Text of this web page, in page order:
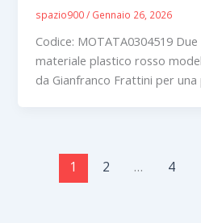
spazio900/ Gennaio 26, 2026
Codice: MOTATA0304519
materiale plastico rosso
da Gianfranco Frattini per una
1 2 … 4